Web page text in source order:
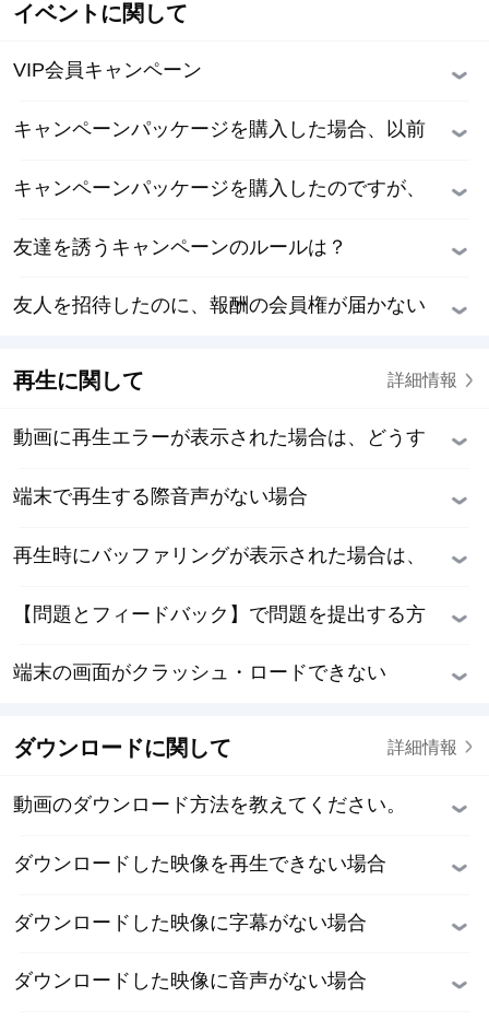
イベントに関して
VIP会員キャンペーン
キャンペーンパッケージを購入した場合、以前
の会員はどうなるのでしょうか？
キャンペーンパッケージを購入したのですが、
なぜまた請求されたのですか？
友達を誘うキャンペーンのルールは？
友人を招待したのに、報酬の会員権が届かない
のはなぜですか？
再生に関して 詳細情報
動画に再生エラーが表示された場合は、どうす
ればよいですか？
端末で再生する際音声がない場合
再生時にバッファリングが表示された場合は、
どうすればよいですか？
【問題とフィードバック】で問題を提出する方
法は？
端末の画面がクラッシュ・ロードできない
ダウンロードに関して 詳細情報
動画のダウンロード方法を教えてください。
ダウンロードした映像を再生できない場合
ダウンロードした映像に字幕がない場合
ダウンロードした映像に音声がない場合